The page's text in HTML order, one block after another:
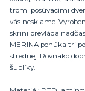
tromi posúvacími
vás nesklame.
skrini prevláda
MERINA ponúka tri
strednej. Rovnako
šuplíky.